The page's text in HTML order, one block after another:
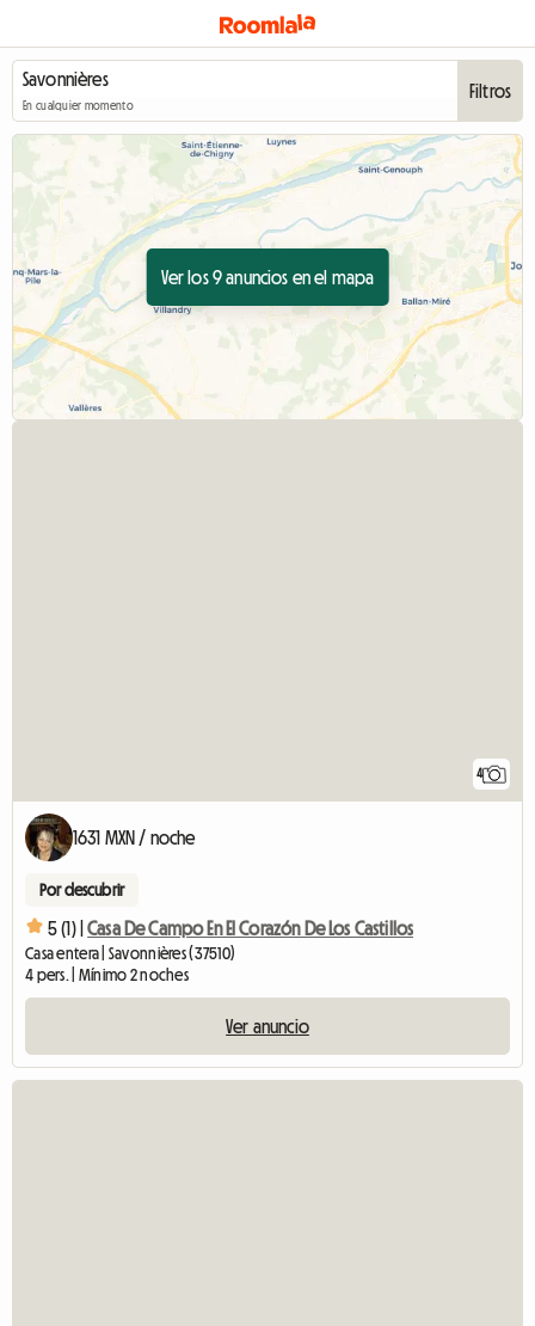
En cualquier momento
Filtros
Ver los 9 anuncios en el mapa
4
1631 MXN / noche
Por descubrir
5 (1) | Casa De Campo En El Corazón De Los Castillos
Casa entera | Savonnières (37510)
4 pers. | Mínimo 2 noches
Ver anuncio